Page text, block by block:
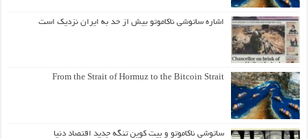
اشاره ساتوشی ناکاموتو بیش از حد به ایران نزدیک است
From the Strait of Hormuz to the Bitcoin Strait
ساتوشی ناکاموتو و بیت کوین تنگه جدید اقتصاد دنیا